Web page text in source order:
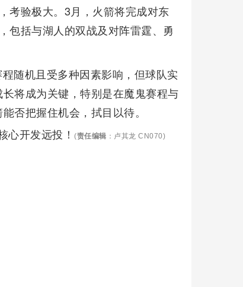
考验极大。3月，火箭将完成对东
包括与湖人的双战及对阵雷霆、勇
随机且受多种因素影响，但球队实
将成为关键，特别是在魔鬼赛程与
否把握住机会，拭目以待。
心开发远投！(责任编辑 ：卢其龙 CN070)